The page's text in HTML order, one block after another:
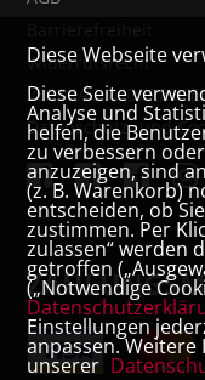
Widerrufsrecht
VERTRAG
Datenschutz- und
Diese Webseite
Diese Seite
Analyse und
helfen, die
zu verbessern
anzuzeigen, sind
(z. B. Warenkorb)
entscheiden, ob
zustimmen. Per
zulassen“ werden
getroffen
(„Notwendige
Einstellungen
anpassen.
unserer